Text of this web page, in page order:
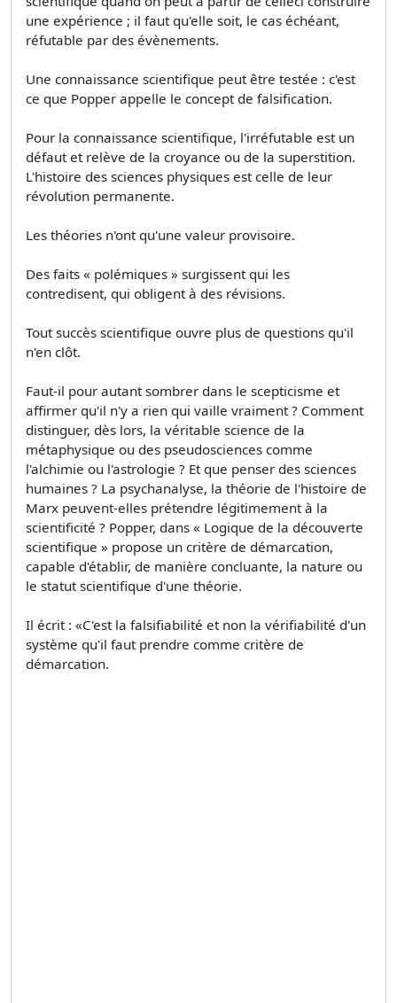
une expérience ; il faut qu'elle soit, le cas échéant,
réfutable par des évènements.
Une connaissance scientifique peut être testée : c'est
ce que Popper appelle le concept de falsification.
Pour la connaissance scientifique, l'irréfutable est un
défaut et relève de la croyance ou de la superstition.
L'histoire des sciences physiques est celle de leur
révolution permanente.
Les théories n'ont qu'une valeur provisoire.
Des faits « polémiques » surgissent qui les
contredisent, qui obligent à des révisions.
Tout succès scientifique ouvre plus de questions qu'il
n'en clôt.
Faut-il pour autant sombrer dans le scepticisme et
affirmer qu'il n'y a rien qui vaille vraiment ? Comment
distinguer, dès lors, la véritable science de la
métaphysique ou des pseudosciences comme
l'alchimie ou l'astrologie ? Et que penser des sciences
humaines ? La psychanalyse, la théorie de l'histoire de
Marx peuvent-elles prétendre légitimement à la
scientificité ? Popper, dans « Logique de la découverte
scientifique » propose un critère de démarcation,
capable d'établir, de manière concluante, la nature ou
le statut scientifique d'une théorie.
Il écrit : «C'est la falsifiabilité et non la vérifiabilité d'un
système qu'il faut prendre comme critère de
démarcation.